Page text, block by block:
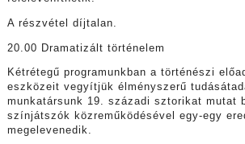
A részvétel díjtalan.
20.00 Dramatizált történelem
Kétrétegű programunkban a történészi
eszközeit vegyítjük élményszerű
munkatársunk 19. századi sztorikat mutat
színjátszók közreműködésével egy-egy
megelevenedik.